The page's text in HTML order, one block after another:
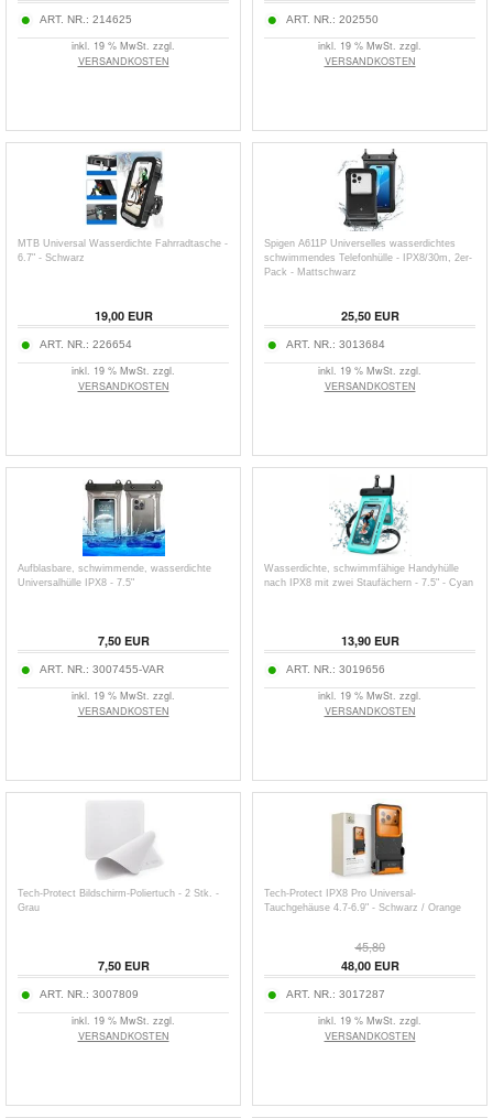
ART. NR.: 214625
inkl. 19 % MwSt. zzgl.
VERSANDKOSTEN
ART. NR.: 202550
inkl. 19 % MwSt. zzgl.
VERSANDKOSTEN
MTB Universal Wasserdichte Fahrradtasche -
6.7" - Schwarz
19,00EUR
ART. NR.: 226654
inkl. 19 % MwSt. zzgl.
VERSANDKOSTEN
Spigen A611P Universelles wasserdichtes
schwimmendes Telefonhülle - IPX8/30m, 2er-
Pack - Mattschwarz
25,50EUR
ART. NR.: 3013684
inkl. 19 % MwSt. zzgl.
VERSANDKOSTEN
Aufblasbare, schwimmende, wasserdichte
Universalhülle IPX8 - 7.5"
7,50EUR
ART. NR.: 3007455-VAR
inkl. 19 % MwSt. zzgl.
VERSANDKOSTEN
Wasserdichte, schwimmfähige Handyhülle
nach IPX8 mit zwei Staufächern - 7.5" - Cyan
13,90EUR
ART. NR.: 3019656
inkl. 19 % MwSt. zzgl.
VERSANDKOSTEN
Tech-Protect Bildschirm-Poliertuch - 2 Stk. -
Grau
7,50EUR
ART. NR.: 3007809
inkl. 19 % MwSt. zzgl.
VERSANDKOSTEN
Tech-Protect IPX8 Pro Universal-
Tauchgehäuse 4.7-6.9" - Schwarz / Orange
45,80
48,00EUR
ART. NR.: 3017287
inkl. 19 % MwSt. zzgl.
VERSANDKOSTEN